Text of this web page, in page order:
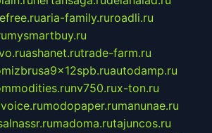
aria-family.ruroadli.ru
mysmartbuy.ru
ashanet.rutrade-farm.ru
autodamp.ru
nv750.rux-ton.ru
modopaper.rumanunae.ru
madoma.rutajuncos.ru